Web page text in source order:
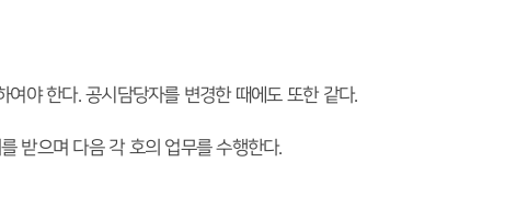
야 한다. 공시담당자를 변경한 때에도 또한 같다.
받으며 다음 각 호의 업무를 수행한다.